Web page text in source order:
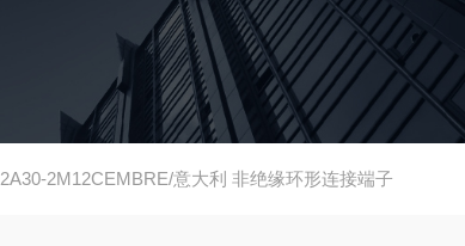
2A30-2M12CEMBRE/意大利 非绝缘环形连接端子